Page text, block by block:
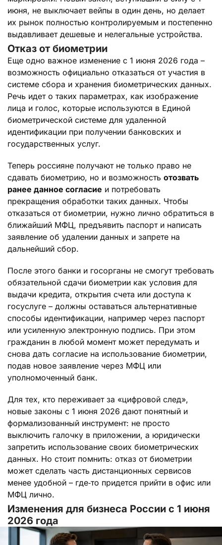
июня, не выключает вейпы в один день, но делает
их рынок полностью контролируемым и постепенно
выдавливает дешевые и нелегальные устройства.
Отказ от биометрии
Еще одно важное изменение с 1 июня 2026 года –
возможность официально отказаться от участия в
системе сбора и хранения биометрических данных.
Речь идет о таких параметрах, как изображение
лица и голос, которые используются в Единой
биометрической системе для удаленной
идентификации при получении банковских и
государственных услуг.
Теперь россияне получают не только право не
сдавать биометрию, но и возможность отозвать
ранее данное согласие и потребовать
прекращения обработки таких данных. Чтобы
отказаться от биометрии, нужно лично обратиться в
ближайший МФЦ, предъявить паспорт и написать
заявление об удалении данных и запрете на
дальнейший сбор.
После этого банки и госорганы не смогут требовать
обязательной сдачи биометрии как условия для
выдачи кредита, открытия счета или доступа к
госуслуге – должны оставаться альтернативные
способы идентификации, например через паспорт
или усиленную электронную подпись. При этом
гражданин в любой момент может передумать и
снова дать согласие на использование биометрии,
подав новое заявление через МФЦ или
уполномоченный банк.
Для тех, кто переживает за «цифровой след»,
новые законы с 1 июня 2026 дают понятный и
формализованный инструмент: не просто
выключить галочку в приложении, а юридически
запретить использование своих биометрических
данных. Но стоит помнить: отказ от биометрии
может сделать часть дистанционных сервисов
менее удобной – где‑то придется прийти в офис или
МФЦ лично.
Изменения для бизнеса России с 1 июня
2026 года